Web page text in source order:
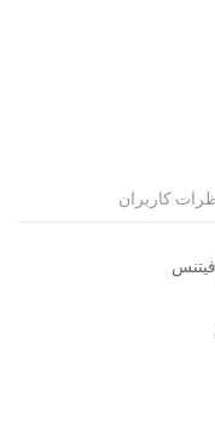
کاربران